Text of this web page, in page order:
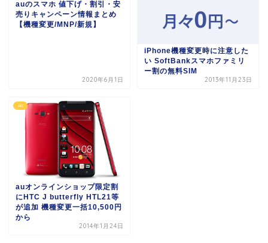
auのスマホ 値下げ・割引・安
売りキャンペーン情報まとめ
【機種変更/MNP/新規】
2020年6月1日
iPhone機種変更時に注意した
い SoftBankスマホファミリ
ー割の無料SIM
2013年11月23日
au
auオンラインショップ限定割
にHTC J butterfly HTL21等
が追加 機種変更一括10,500円
から
2014年1月24日